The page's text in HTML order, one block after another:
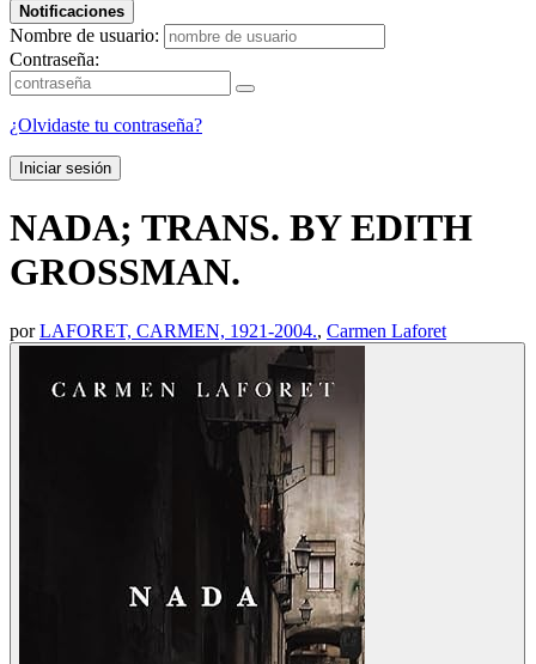
Notificaciones
Nombre de usuario:
Contraseña:
¿Olvidaste tu contraseña?
Iniciar sesión
NADA; TRANS. BY EDITH
GROSSMAN.
porLAFORET, CARMEN, 1921-2004., Carmen Laforet